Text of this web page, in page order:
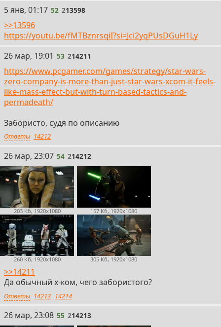
52
5 янв, 01:17 52 213598
>>13596
https://youtu.be/fMTBznrsqiI?si=Jci2yqPUsDGuH1Ly
53
26 мар, 19:01 53 214211
https://www.pcgamer.com/games/strategy/star-wars-
zero-company-is-more-than-just-star-wars-xcom-it-feels-
like-mass-effect-but-with-turn-based-tactics-and-
permadeath/
Забористо, судя по описанию
Ответы 14212
54
26 мар, 23:07 54 214212
203 Кб, 1920x1080 157 Кб, 1920x1080
260 Кб, 1920x1080 305 Кб, 1920x1080
>>14211
Да обычный х-ком, чего забористого?
Ответы 14213 14214
55
26 мар, 23:08 55 214213